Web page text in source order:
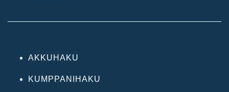
AKKUHAKU
KUMPPANIHAKU